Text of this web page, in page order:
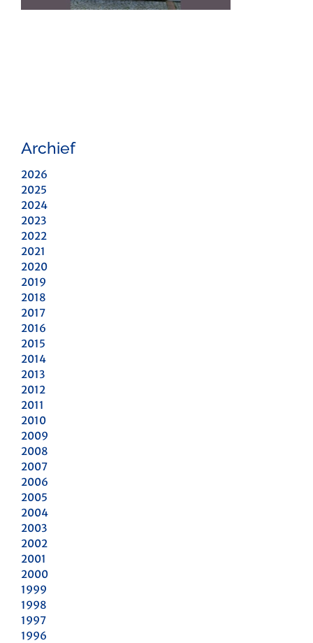
Archief
2026
2025
2024
2023
2022
2021
2020
2019
2018
2017
2016
2015
2014
2013
2012
2011
2010
2009
2008
2007
2006
2005
2004
2003
2002
2001
2000
1999
1998
1997
1996